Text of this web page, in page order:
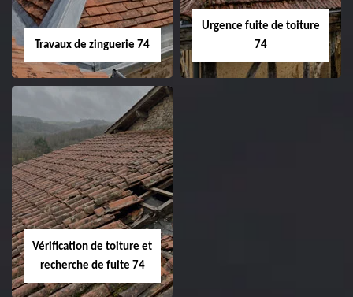
Travaux de zinguerie 74
Urgence fuite de toiture
74
Vérification de toiture et
recherche de fuite 74